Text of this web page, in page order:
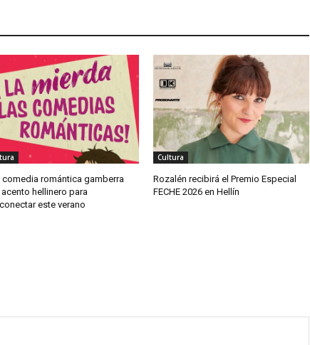
comedia romántica gamberra
hellinero para
este verano
Cultura
Rozalén recibirá el Premio Especial
FECHE 2026 en Hellín